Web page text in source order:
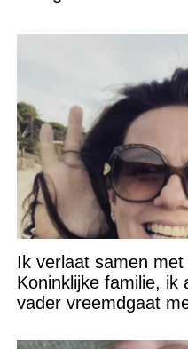
Ik verlaat samen
Koninklijke familie, ik
vader vreemdgaat